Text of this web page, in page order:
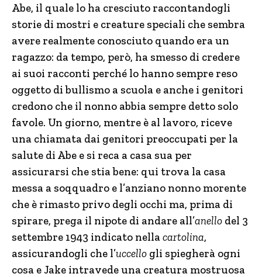
Abe, il quale lo ha cresciuto raccontandogli
storie di mostri e creature speciali che sembra
avere realmente conosciuto quando era un
ragazzo: da tempo, però, ha smesso di credere
ai suoi racconti perché lo hanno sempre reso
oggetto di bullismo a scuola e anche i genitori
credono che il nonno abbia sempre detto solo
favole. Un giorno, mentre è al lavoro, riceve
una chiamata dai genitori preoccupati per la
salute di Abe e si reca a casa sua per
assicurarsi che stia bene: qui trova la casa
messa a soqquadro e l’anziano nonno morente
che è rimasto privo degli occhi ma, prima di
spirare, prega il nipote di andare all’anello del 3
settembre 1943 indicato nella cartolina,
assicurandogli che l’uccello gli spiegherà ogni
cosa e Jake intravede una creatura mostruosa